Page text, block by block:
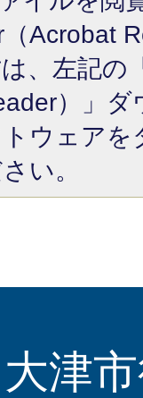
Acrobat
、左記の
）」
ウェア
い。
大津